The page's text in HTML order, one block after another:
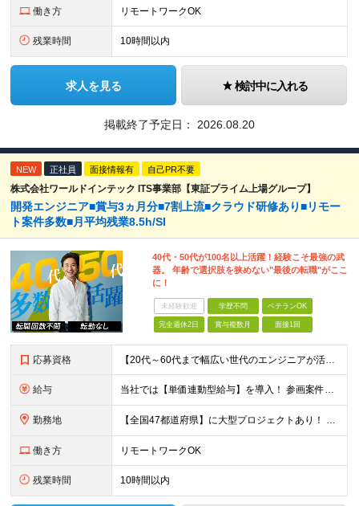
働き方 リモートワークOK
残業時間 10時間以内
求人を見る 検討中に入れる
掲載終了予定日： 2026.08.20
NEW 正社員 面接情報有 自己PR不要
株式会社ワールドインテック ITS事業部【東証プライム上場グループ】
開発エンジニア■賞与3ヵ月分■7割上流■クラウド研修あり■リモー
ト案件多数■月平均残業8.5h/SI
40代・50代が100名以上活躍！経験こそ最強の武
器。 年齢で選択肢を狭めない"最後の転職"がここ
に！
未経験歓迎 学歴不問 ベテランOK
完全週休2日 賞与複数月 面接1回
応募資格 【20代～60代まで幅広い世代のエンジニアが活躍してます】 ■学歴不問 ■転職回数不問 ■開発経験（年数不問）をお持ちの方
給与 当社では【単価連動型給与】を導入！ 参画案件の契約単価に連動して給与が決定。 還元率は単価の【70％～80％】と東証プライム上場グループとして高水準です！（社会保険料・教育コスト含む） ■関東：月給
勤務地 【全国47都道府県】に大型プロジェクトあり！ 主要勤務地： 北海道/宮城県/栃木県/埼玉県/千葉県/東京都/神奈川県/愛知県/大阪府/京都府/兵庫県/広島県/福岡県/熊本県 ※勤務エリアは、あなたの
働き方 リモートワークOK
残業時間 10時間以内